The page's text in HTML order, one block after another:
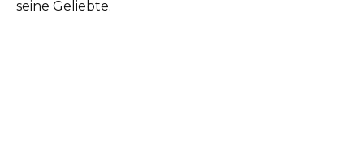
seine Geliebte.